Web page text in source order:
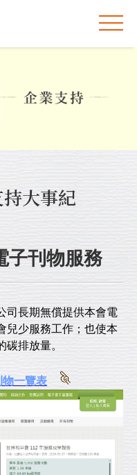
大事紀
子刊物服務
長期無償提供本會電
兒少服務工作；也使本
排放量。
物一覽表